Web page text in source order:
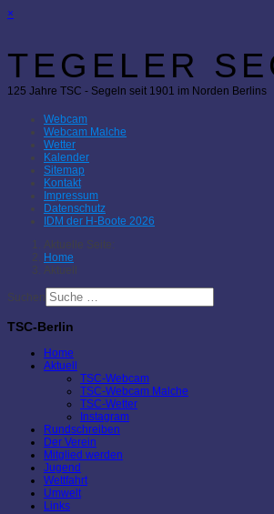
×
TEGELER
125 Jahre TSC - Segeln seit 1901 im Norden Berlins
Webcam
Webcam Malche
Wetter
Kalender
Sitemap
Kontakt
Impressum
Datenschutz
IDM der H-Boote 2026
Aktuelle Seite:
Home
Aktuell
Suchen
TSC-Berlin
Home
Aktuell
TSC-Webcam
TSC-Webcam Malche
TSC-Wetter
Instagram
Rundschreiben
Der Verein
Mitglied werden
Jugend
Wettfahrt
Umwelt
Links